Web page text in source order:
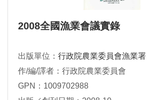
2008全國漁業會議實錄
出版單位： 行政院農業委員會漁業署
作/編/譯者：行政院農業委員會
GPN：1009702988